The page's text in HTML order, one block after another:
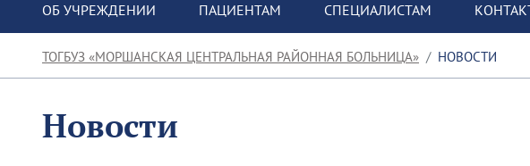
ОБ УЧРЕЖДЕНИИ ПАЦИЕНТАМ СПЕЦИАЛИСТАМ
ТОГБУЗ «МОРШАНСКАЯ ЦЕНТРАЛЬНАЯ РАЙОННАЯ БОЛЬНИЦА» НОВОСТИ
Новости